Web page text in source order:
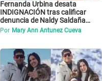
Fernanda Urbina desata
INDIGNACIÓN tras calificar
denuncia de Naldy Saldaña
como 'acto bochornoso': "No es
Por Mary Ann Antunez Cueva